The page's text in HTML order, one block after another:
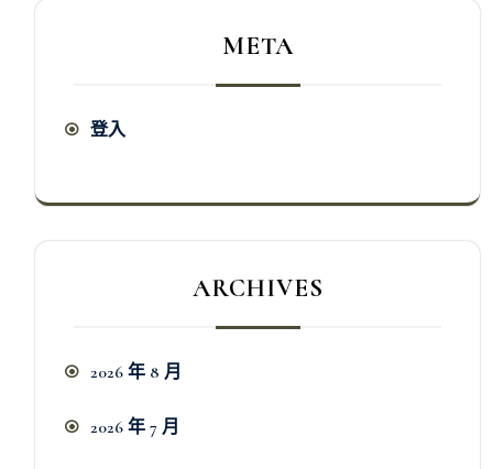
META
登入
ARCHIVES
2026 年 8 月
2026 年 7 月